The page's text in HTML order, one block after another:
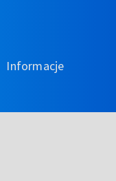
Informacje